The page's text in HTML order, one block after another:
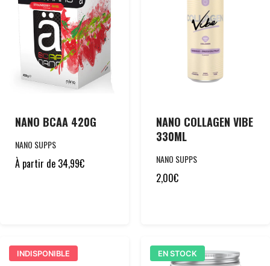
NANO BCAA 420G
NANO SUPPS
À partir de 34,99€
NANO COLLAGEN VIBE
330ML
NANO SUPPS
2,00€
INDISPONIBLE EN STOCK